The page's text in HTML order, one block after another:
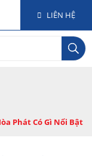
LIÊN HỆ
Phát Có Gì Nổi Bật